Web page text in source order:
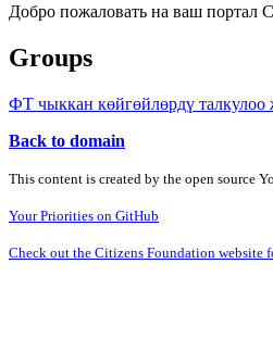
Добро пожаловать на ваш портал
Groups
ФТ чыккан көйгөйлөрдү талкулоо
Back to domain
This content is created by the open source
Your Priorities on GitHub
Check out the Citizens Foundation website